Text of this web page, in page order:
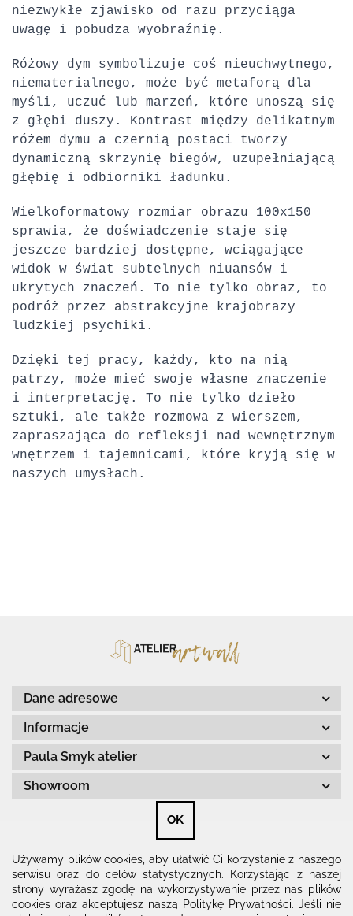
niezwykłe zjawisko od razu przyciąga
uwagę i pobudza wyobraźnię.
Różowy dym symbolizuje coś nieuchwytnego,
niematerialnego, może być metaforą dla
myśli, uczuć lub marzeń, które unoszą się
z głębi duszy. Kontrast między delikatnym
różem dymu a czernią postaci tworzy
dynamiczną skrzynię biegów, uzupełniającą
głębię i odbiorniki ładunku.
Wielkoformatowy rozmiar obrazu 100x150
sprawia, że ​​doświadczenie staje się
jeszcze bardziej dostępne, wciągające
widok w świat subtelnych niuansów i
ukrytych znaczeń. To nie tylko obraz, to
podróż przez abstrakcyjne krajobrazy
ludzkiej psychiki.
Dzięki tej pracy, każdy, kto na nią
patrzy, może mieć swoje własne znaczenie
i interpretację. To nie tylko dzieło
sztuki, ale także rozmowa z wierszem,
zapraszająca do refleksji nad wewnętrznym
wnętrzem i tajemnicami, które kryją się w
naszych umysłach.
Dane adresowe
Informacje
Paula Smyk atelier
Showroom
Używamy plików cookies, aby ułatwić Ci korzystanie z naszego
serwisu oraz do celów statystycznych. Korzystając z naszej
strony wyrażasz zgodę na wykorzystywanie przez nas plików
cookies oraz akceptujesz naszą Politykę Prywatności. Jeśli nie
OK